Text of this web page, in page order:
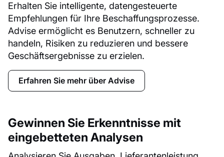
Erhalten Sie intelligente, datengesteuerte
Empfehlungen für Ihre Beschaffungsprozesse.
Advise ermöglicht es Benutzern, schneller zu
handeln, Risiken zu reduzieren und bessere
Geschäftsergebnisse zu erzielen.
Erfahren Sie mehr über Advise
Gewinnen Sie Erkenntnisse mit
eingebetteten Analysen